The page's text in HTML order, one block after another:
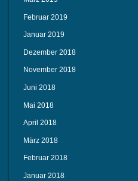
Februar 2019
Januar 2019
Dezember 2018
November 2018
Juni 2018
Mai 2018
April 2018
März 2018
Februar 2018
Januar 2018